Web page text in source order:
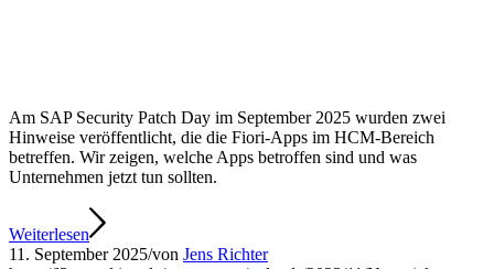
Am SAP Security Patch Day im September 2025 wurden zwei
Hinweise veröffentlicht, die die Fiori-Apps im HCM-Bereich
betreffen. Wir zeigen, welche Apps betroffen sind und was
Unternehmen jetzt tun sollten.
Weiterlesen
11. September 2025/von Jens Richter